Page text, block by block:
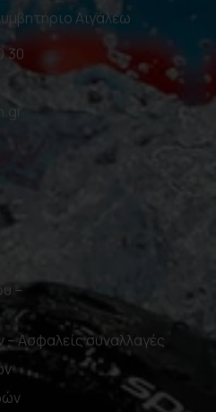
Αιγάλεω
–
– Ασφαλείς συναλλαγές